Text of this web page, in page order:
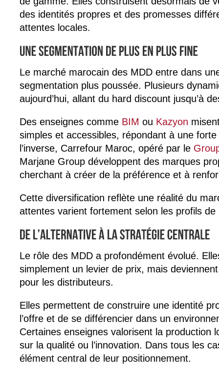
des identités propres et des promesses
attentes locales.
Le marché marocain des MDD entre dans
segmentation plus poussée. Plusieurs
aujourd’hui, allant du hard discount jusqu’à
Des enseignes comme BIM ou Kazyon
simples et accessibles, répondant à une
l’inverse, Carrefour Maroc, opéré par le
Marjane Group développent des marques
cherchant à créer de la préférence et à
Cette diversification reflète une réalité du
attentes varient fortement selon les profils
Le rôle des MDD a profondément évolué.
simplement un levier de prix, mais
pour les distributeurs.
Elles permettent de construire une identité
l’offre et de se différencier dans un
Certaines enseignes valorisent la production
sur la qualité ou l’innovation. Dans tous les
élément central de leur positionnement.